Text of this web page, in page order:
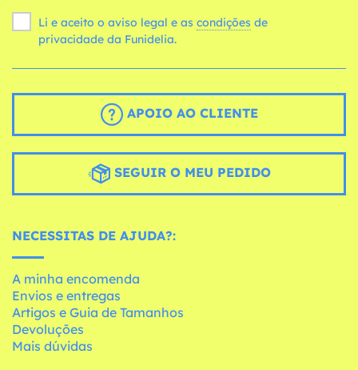
Li e aceito o aviso legal e as condições
privacidade da Funidelia.
APOIO AO CLIENTE
SEGUIR O MEU PEDIDO
NECESSITAS DE AJUDA?:
A minha encomenda
Envios e entregas
Artigos e Guia de Tamanhos
Devoluções
Mais dúvidas